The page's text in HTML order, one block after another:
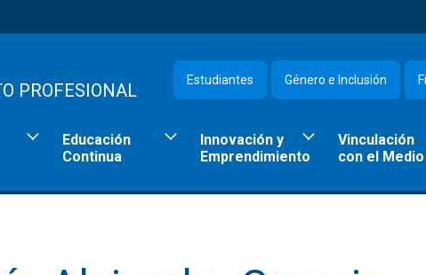
Estudiantes Género e Inclusión
PROFESIONAL
Educación
Continua
Innovación y
Emprendimiento
Vinculación
con el Medio